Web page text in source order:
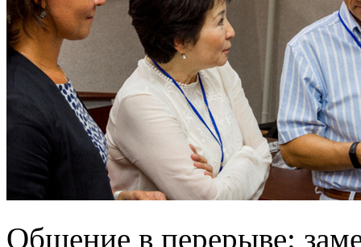
Общение в перерыве: